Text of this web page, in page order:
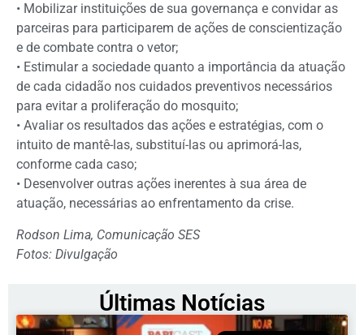
• Mobilizar instituições de sua governança e convidar as
parceiras para participarem de ações de conscientização
e de combate contra o vetor;
• Estimular a sociedade quanto a importância da atuação
de cada cidadão nos cuidados preventivos necessários
para evitar a proliferação do mosquito;
• Avaliar os resultados das ações e estratégias, com o
intuito de mantê-las, substituí-las ou aprimorá-las,
conforme cada caso;
• Desenvolver outras ações inerentes à sua área de
atuação, necessárias ao enfrentamento da crise.
Rodson Lima, Comunicação SES
Fotos: Divulgação
Últimas Notícias